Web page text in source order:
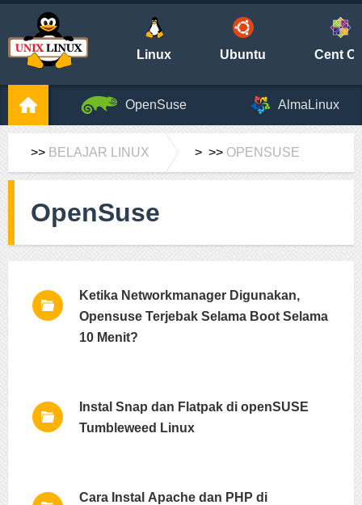
Linux Ubuntu Cent
OpenSuse AlmaLinux
>> BELAJAR LINUX > >> OPENSUSE
OpenSuse
Ketika Networkmanager Digunakan,
Opensuse Terjebak Selama Boot Selama
10 Menit?
Instal Snap dan Flatpak di openSUSE
Tumbleweed Linux
Cara Instal Apache dan PHP di